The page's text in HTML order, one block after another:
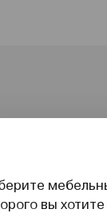
для сна,
вы